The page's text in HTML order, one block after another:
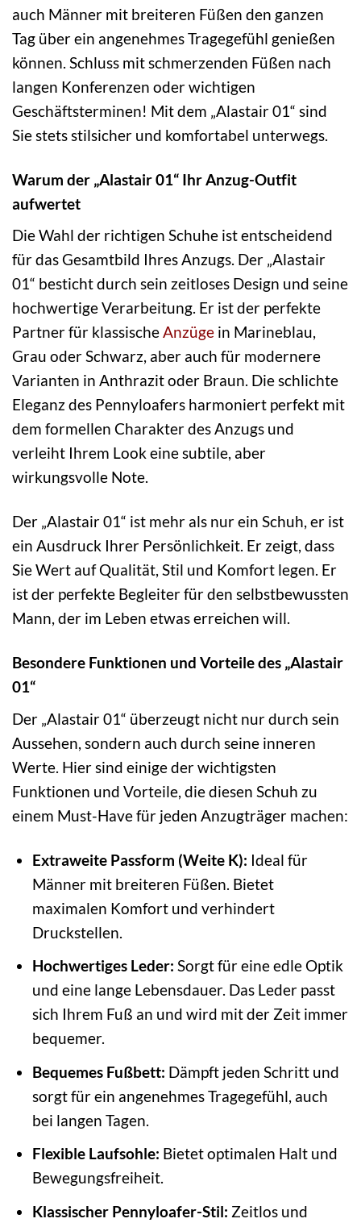
auch Männer mit breiteren Füßen den ganzen
Tag über ein angenehmes Tragegefühl genießen
können. Schluss mit schmerzenden Füßen nach
langen Konferenzen oder wichtigen
Geschäftsterminen! Mit dem „Alastair 01“ sind
Sie stets stilsicher und komfortabel unterwegs.
Warum der „Alastair 01“ Ihr Anzug-Outfit
aufwertet
Die Wahl der richtigen Schuhe ist entscheidend
für das Gesamtbild Ihres Anzugs. Der „Alastair
01“ besticht durch sein zeitloses Design und seine
hochwertige Verarbeitung. Er ist der perfekte
Partner für klassischeAnzüge in Marineblau,
Grau oder Schwarz, aber auch für modernere
Varianten in Anthrazit oder Braun. Die schlichte
Eleganz des Pennyloafers harmoniert perfekt mit
dem formellen Charakter des Anzugs und
verleiht Ihrem Look eine subtile, aber
wirkungsvolle Note.
Der „Alastair 01“ ist mehr als nur ein Schuh, er ist
ein Ausdruck Ihrer Persönlichkeit. Er zeigt, dass
Sie Wert auf Qualität, Stil und Komfort legen. Er
ist der perfekte Begleiter für den selbstbewussten
Mann, der im Leben etwas erreichen will.
Besondere Funktionen und Vorteile des „Alastair
01“
Der „Alastair 01“ überzeugt nicht nur durch sein
Aussehen, sondern auch durch seine inneren
Werte. Hier sind einige der wichtigsten
Funktionen und Vorteile, die diesen Schuh zu
einem Must-Have für jeden Anzugträger machen:
Extraweite Passform (Weite K): Ideal für
Männer mit breiteren Füßen. Bietet
maximalen Komfort und verhindert
Druckstellen.
Hochwertiges Leder: Sorgt für eine edle Optik
und eine lange Lebensdauer. Das Leder passt
sich Ihrem Fuß an und wird mit der Zeit immer
bequemer.
Bequemes Fußbett: Dämpft jeden Schritt und
sorgt für ein angenehmes Tragegefühl, auch
bei langen Tagen.
Flexible Laufsohle: Bietet optimalen Halt und
Bewegungsfreiheit.
Klassischer Pennyloafer-Stil: Zeitlos und